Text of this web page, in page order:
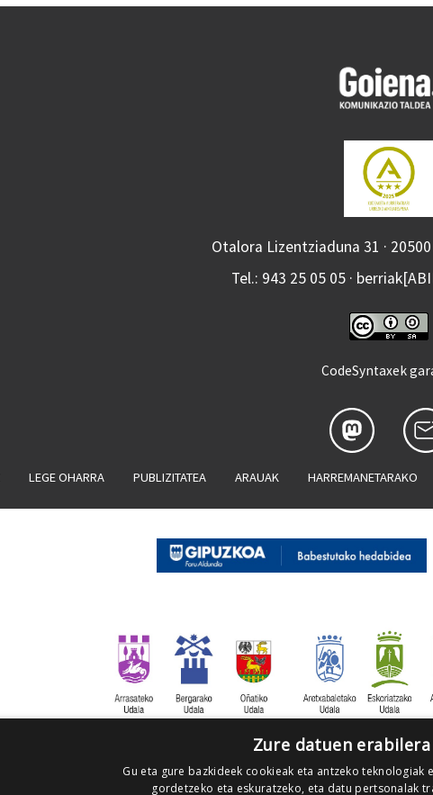
Otalora Lizentziaduna 31 ·
Tel.: 943 25 05 05 ·
CodeSyntaxek
LEGE OHARRA PUBLIZITATEA ARAUAK HARREMANETARAKO
Zure datuen
Gu eta gure bazkideek cookieak eta antzeko
gordetzeko eta eskuratzeko, eta datu pertsonalak